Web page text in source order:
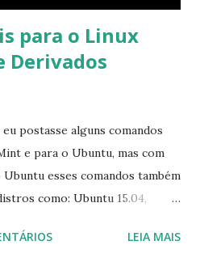
para o Linux
Derivados
postasse alguns comandos
e para o Ubuntu, mas com
esses comandos também
como: Ubuntu 15.04,
Elementary OS 0.3, Deepin
LEIA MAIS